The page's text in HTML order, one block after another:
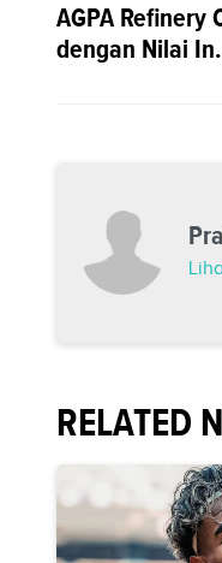
AGPA
dengan Nilai
RELATED